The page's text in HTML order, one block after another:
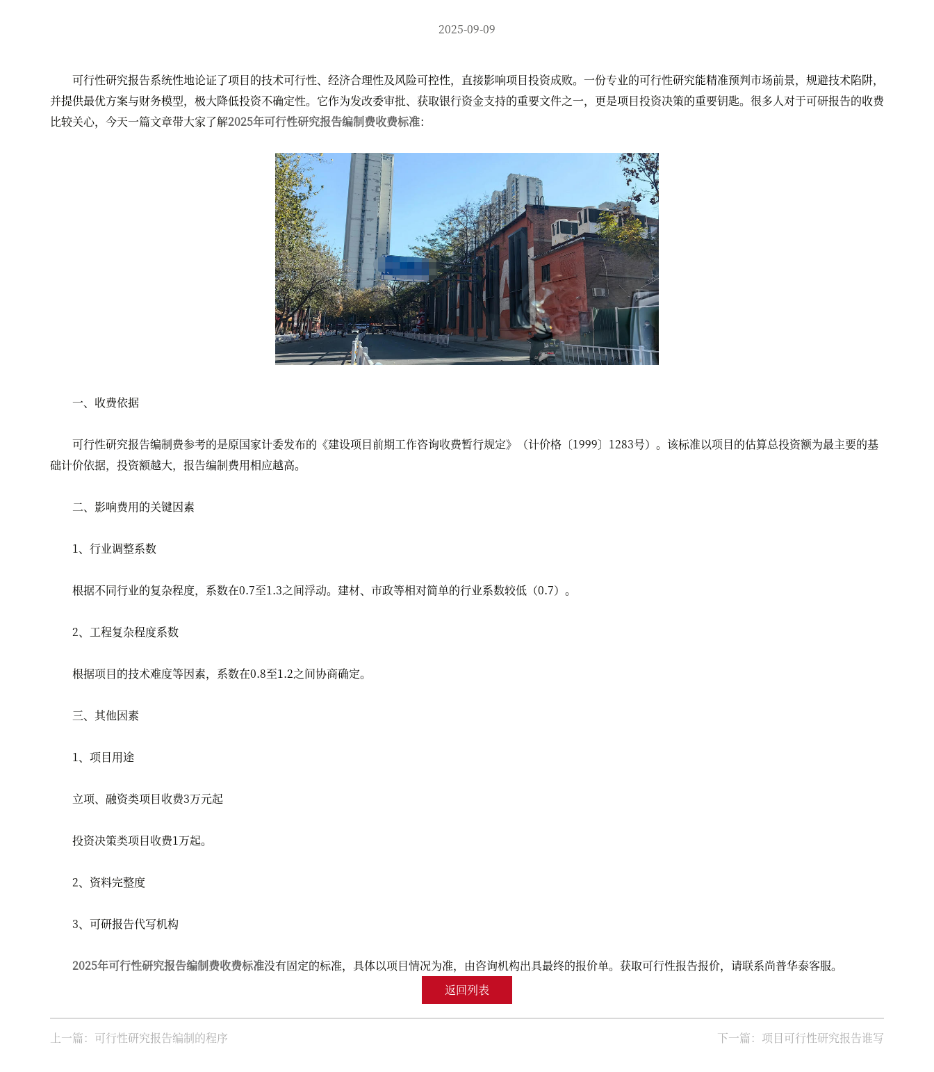
2025-09-09
可行性研究报告系统性地论证了项目的技术可行性、经济合理性及风险可控性，直接影响项目投资成败。一份专业的可行性研究能精准预判市场前景，规避技术陷阱，
并提供最优方案与财务模型，极大降低投资不确定性。它作为发改委审批、获取银行资金支持的重要文件之一，更是项目投资决策的重要钥匙。很多人对于可研报告的收费
比较关心，今天一篇文章带大家了解2025年可行性研究报告编制费收费标准：
一、收费依据
可行性研究报告编制费参考的是原国家计委发布的《建设项目前期工作咨询收费暂行规定》（计价格〔1999〕1283号）。该标准以项目的估算总投资额为最主要的基
础计价依据，投资额越大，报告编制费用相应越高。
二、影响费用的关键因素
1、行业调整系数
根据不同行业的复杂程度，系数在0.7至1.3之间浮动。建材、市政等相对简单的行业系数较低（0.7）。
2、工程复杂程度系数
根据项目的技术难度等因素，系数在0.8至1.2之间协商确定。
三、其他因素
1、项目用途
立项、融资类项目收费3万元起
投资决策类项目收费1万起。
2、资料完整度
3、可研报告代写机构
2025年可行性研究报告编制费收费标准没有固定的标准，具体以项目情况为准，由咨询机构出具最终的报价单。获取可行性报告报价，请联系尚普华泰客服。
返回列表
上一篇：可行性研究报告编制的程序 下一篇：项目可行性研究报告谁写